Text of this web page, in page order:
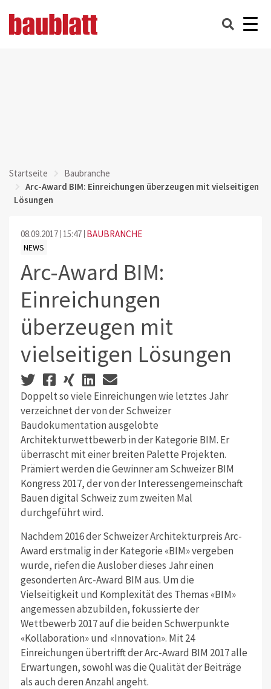
Startseite
Baubranche
Arc-Award BIM: Einreichungen überzeugen mit vielseitigen
Lösungen
08.09.2017 15:47 BAUBRANCHE
NEWS
Arc-Award BIM:
Einreichungen
überzeugen mit
vielseitigen Lösungen
Doppelt so viele Einreichungen wie letztes Jahr
verzeichnet der von der Schweizer
Baudokumentation ausgelobte
Architekturwettbewerb in der Kategorie BIM. Er
überrascht mit einer breiten Palette Projekten.
Prämiert werden die Gewinner am Schweizer BIM
Kongress 2017, der von der Interessengemeinschaft
Bauen digital Schweiz zum zweiten Mal
durchgeführt wird.
Nachdem 2016 der Schweizer Architekturpreis Arc-
Award erstmalig in der Kategorie «BIM» vergeben
wurde, riefen die Auslober dieses Jahr einen
gesonderten Arc-Award BIM aus. Um die
Vielseitigkeit und Komplexität des Themas «BIM»
angemessen abzubilden, fokussierte der
Wettbewerb 2017 auf die beiden Schwerpunkte
«Kollaboration» und «Innovation». Mit 24
Einreichungen übertrifft der Arc-Award BIM 2017 alle
Erwartungen, sowohl was die Qualität der Beiträge
als auch deren Anzahl angeht.